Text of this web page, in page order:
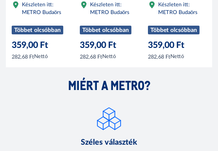
500 mlKészleten itt:
METRO Budaörs
Többet olcsóbban
359,00 Ft
282,68 FtNettó
ml
Készleten itt:
METRO Budaörs
Többet olcsóbban
359,00 Ft
282,68 FtNettó
Készleten itt:
METRO Budaörs
Többet olcsóbban
359,00 Ft
282,68 FtNettó
MIÉRT A METRO?
Széles választék